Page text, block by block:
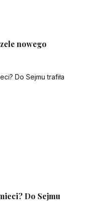
nowego
Do Sejmu